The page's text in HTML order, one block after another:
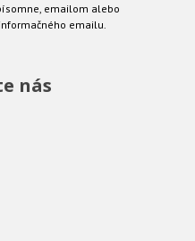
emailom alebo
emailu.
nás